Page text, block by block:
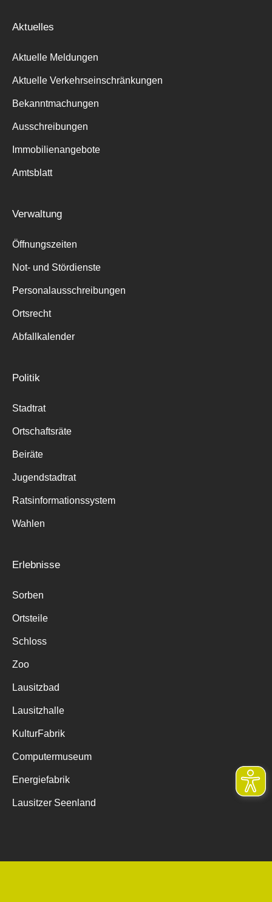
Aktuelles
Aktuelle Meldungen
Aktuelle Verkehrseinschränkungen
Bekanntmachungen
Ausschreibungen
Immobilienangebote
Amtsblatt
Verwaltung
Öffnungszeiten
Not- und Stördienste
Personalausschreibungen
Ortsrecht
Abfallkalender
Politik
Stadtrat
Ortschaftsräte
Beiräte
Jugendstadtrat
Ratsinformationssystem
Wahlen
Erlebnisse
Sorben
Ortsteile
Schloss
Zoo
Lausitzbad
Lausitzhalle
KulturFabrik
Computermuseum
Energiefabrik
Lausitzer Seenland